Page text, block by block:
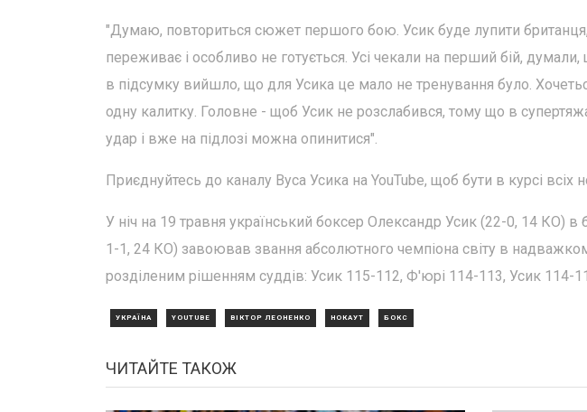
"Думаю, повториться сюжет першого бою. Усик буде лупити
переживає і особливо не готується. Усі чекали на перший бій,
в підсумку вийшло, що для Усика це мало не тренування було.
одну калитку. Головне - щоб Усик не розслабився, тому що в
удар і вже на підлозі можна опинитися".
Приєднуйтесь до каналу Вуса Усика на YouTube, щоб бути в курсі всіх
У ніч на 19 травня український боксер Олександр Усик (22-0, 14 КО)
1-1, 24 КО) завоював звання абсолютного чемпіона світу в
розділеним рішенням суддів: Усик 115-112, Ф'юрі 114-113, Усик 114-
УКРАЇНА YOUTUBE ВІКТОР ЛЕОНЕНКО НОКАУТ БОКС
ЧИТАЙТЕ ТАКОЖ